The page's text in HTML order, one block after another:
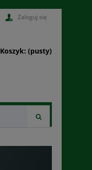
Zaloguj się
Koszyk: (pusty)